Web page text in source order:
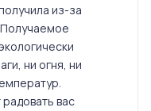
из-за
ни огня, ни
вас